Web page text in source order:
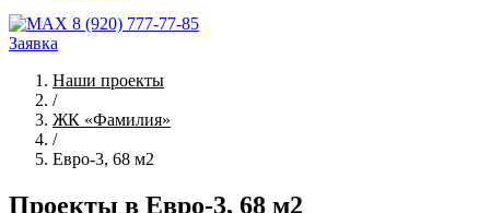
8 (920) 777-77-85
Заявка
Наши проекты
/
ЖК «Фамилия»
/
Евро-3, 68 м2
Проекты в Евро-3, 68 м2